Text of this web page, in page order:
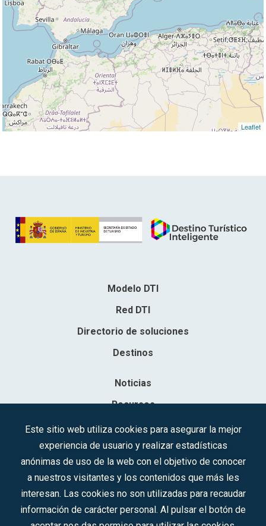
Leaflet
Modelo DTI
Red DTI
Directorio de soluciones
Destinos
Noticias
Recursos
Contacto
Sociedad Mercantil Estatal para la Gestión de la Innovación y las
Inscrita en el R.M. de Madrid, T, 12593, Se. 8, F. 129, H. 201.307.
C.I.F.: A-81/874.984
Este sitio web utiliza cookies para asegurar la mejor
experiencia de usuario y realizar estadísticas
anónimas de uso de la web con el objetivo de conocer
a nuestros visitantes y los contenidos que más les
interesan. Las cookies no son utilizadas para recaudar
información de carácter personal. Al pulsar el botón de